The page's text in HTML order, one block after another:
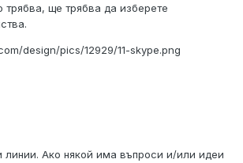
трябва, ще трябва да изберете
design/pics/12929/11-skype.png
Ако някой има въпроси и/или идеи